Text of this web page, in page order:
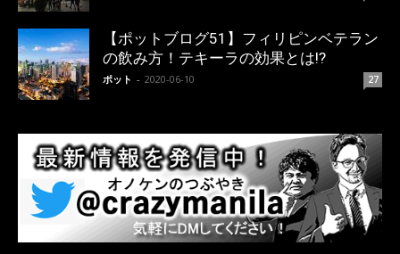
【ポットブログ51】フィリピンベテラン
の飲み方！テキーラの効果とは!?
ポット - 2020-06-10 27